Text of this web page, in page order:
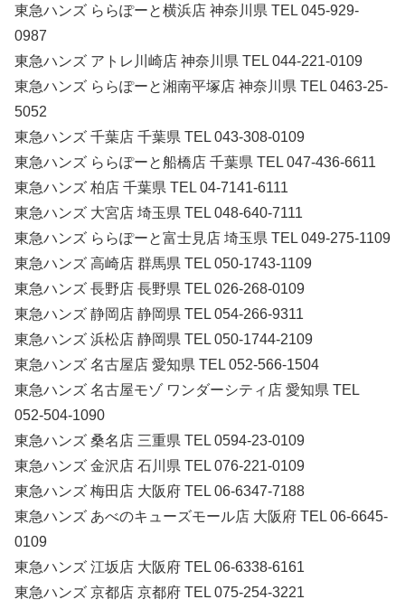
東急ハンズ ららぽーと横浜店 神奈川県 TEL 045-929-
0987
東急ハンズ アトレ川崎店 神奈川県 TEL 044-221-0109
東急ハンズ ららぽーと湘南平塚店 神奈川県 TEL 0463-25-
5052
東急ハンズ 千葉店 千葉県 TEL 043-308-0109
東急ハンズ ららぽーと船橋店 千葉県 TEL 047-436-6611
東急ハンズ 柏店 千葉県 TEL 04-7141-6111
東急ハンズ 大宮店 埼玉県 TEL 048-640-7111
東急ハンズ ららぽーと富士見店 埼玉県 TEL 049-275-1109
東急ハンズ 高崎店 群馬県 TEL 050-1743-1109
東急ハンズ 長野店 長野県 TEL 026-268-0109
東急ハンズ 静岡店 静岡県 TEL 054-266-9311
東急ハンズ 浜松店 静岡県 TEL 050-1744-2109
東急ハンズ 名古屋店 愛知県 TEL 052-566-1504
東急ハンズ 名古屋モゾ ワンダーシティ店 愛知県 TEL
052-504-1090
東急ハンズ 桑名店 三重県 TEL 0594-23-0109
東急ハンズ 金沢店 石川県 TEL 076-221-0109
東急ハンズ 梅田店 大阪府 TEL 06-6347-7188
東急ハンズ あべのキューズモール店 大阪府 TEL 06-6645-
0109
東急ハンズ 江坂店 大阪府 TEL 06-6338-6161
東急ハンズ 京都店 京都府 TEL 075-254-3221